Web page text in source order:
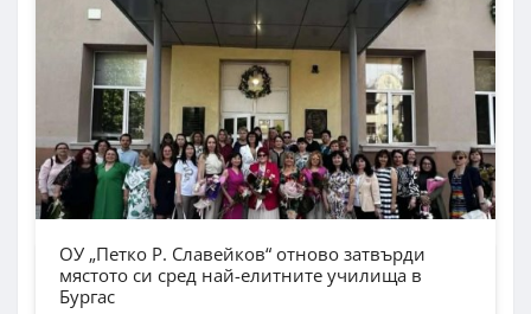
ОУ „Петко Р. Славейков“ отново затвърди
мястото си сред най-елитните училища в
Бургас